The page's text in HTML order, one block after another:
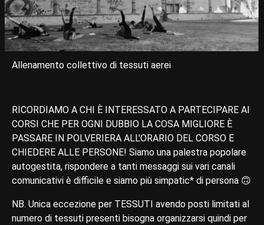
Allenamento collettivo di tessuti aerei
RICORDIAMO A CHI È INTERESSATO A PARTECIPARE AI
CORSI CHE PER OGNI DUBBIO LA COSA MIGLIORE È
PASSARE IN POLVERIERA ALL'ORARIO DEL CORSO E
CHIEDERE ALLE PERSONE! Siamo una palestra popolare
autogestita, rispondere a tanti messaggi sui vari canali
comunicativi è difficile e siamo più simpatic* di persona 🙃
NB. Unica eccezione per TESSUTI avendo posti limitati al
numero di tessuti presenti bisogna organizzarsi quindi per